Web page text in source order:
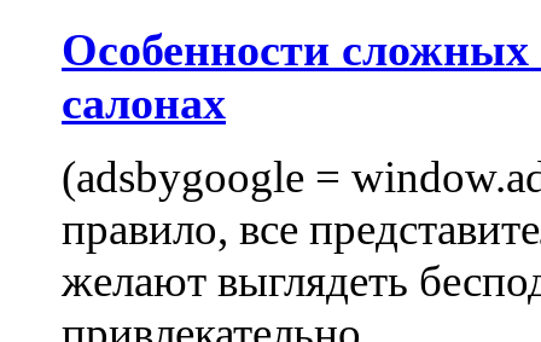
Особенности
салонах
(adsbygoogle =
правило, все
желают выглядеть